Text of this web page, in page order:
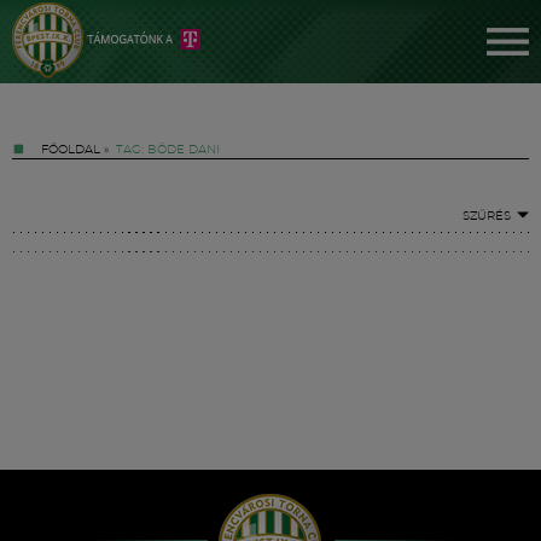
FŐOLDAL » TAG: BÖDE DANI
SZŰRÉS
Hírek